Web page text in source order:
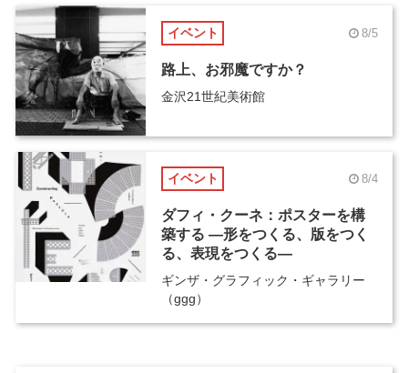
イベント 8/5
路上、お邪魔ですか？
金沢21世紀美術館
イベント 8/4
ダフィ・クーネ：ポスターを構
築する ―形をつくる、版をつく
る、表現をつくる―
ギンザ・グラフィック・ギャラリー
（ggg）